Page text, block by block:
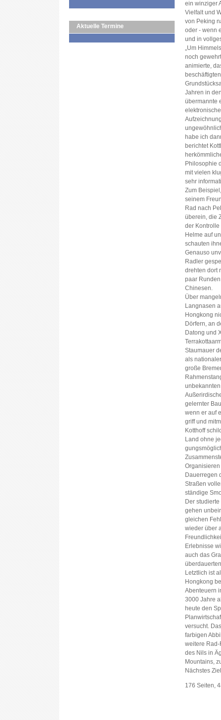
Aktuelle Termine
ein winziger
Vielfalt und
von Peking
oder - wenn
und in
„Um
noch
animierte,
Jahren in
übermannte
habe ich
berichtet
Philosophie
mit vielen
sehr
Zum
seinem
Rad nach
überein, die
der Kontrolle
Helme auf
schauten
Genauso
Radler
drehten dort
paar
Chinesen.
Über
Langnasen
Hongkong
Dörfern, an
Datong und
Staumauer
als
große
gelernter
wenn er auf
griff und
Kotthoff
Land ohne
Dauerregen
Straßen
ständige
Der
gehen
gleichen
wieder über
Erlebnisse
auch das
Letztlich ist
Hongkong
Abenteuern
3000 Jahre
heute den
versucht.
farbigen
weitere Rad-
des Nils in
Mountains,
Nächstes
176 Seiten,